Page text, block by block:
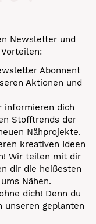
Newsletter und
Abonnent
Aktionen und
informieren dich
Stofftrends der
Nähprojekte.
kreativen Ideen
Wir teilen mit dir
dir die heißesten
Nähen.
dich! Denn du
unseren geplanten